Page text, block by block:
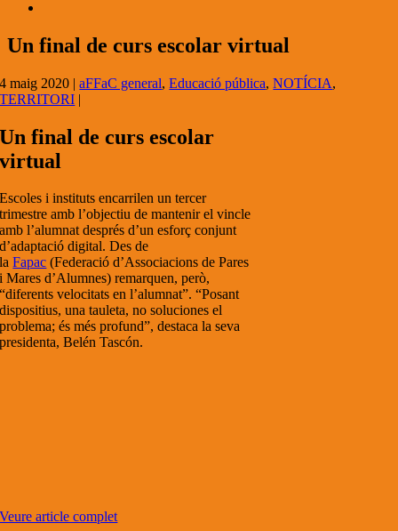
Un final de curs escolar virtual
4 maig 2020 |aFFaC general,Educació pública,NOTÍCIA,
TERRITORI |
Un final de curs escolar
virtual
Escoles i instituts encarrilen un tercer
trimestre amb l’objectiu de mantenir el vincle
amb l’alumnat després d’un esforç conjunt
d’adaptació digital. Des de
laFapac (Federació d’Associacions de Pares
i Mares d’Alumnes) remarquen, però,
“diferents velocitats en l’alumnat”. “Posant
dispositius, una tauleta, no soluciones el
problema; és més profund”, destaca la seva
presidenta, Belén Tascón.
Veure article complet